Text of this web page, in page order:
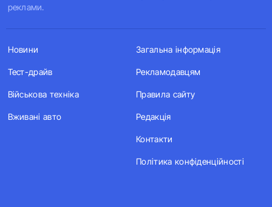
реклами.
Новини
Тест-драйв
Військова техніка
Вживані авто
Загальна інформація
Рекламодавцям
Правила сайту
Редакція
Контакти
Політика конфіденційності